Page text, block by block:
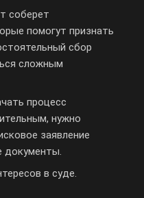
соберет
помогут признать
сбор
сложным
процесс
нужно
заявление
документы.
в суде.